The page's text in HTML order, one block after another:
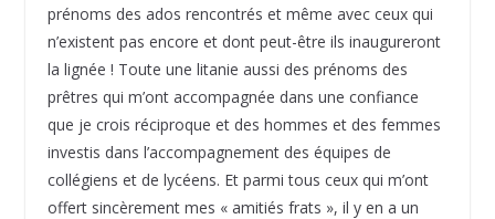
prénoms des ados rencontrés et même avec ceux qui
n’existent pas encore et dont peut-être ils inaugureront
la lignée ! Toute une litanie aussi des prénoms des
prêtres qui m’ont accompagnée dans une confiance
que je crois réciproque et des hommes et des femmes
investis dans l’accompagnement des équipes de
collégiens et de lycéens. Et parmi tous ceux qui m’ont
offert sincèrement mes « amitiés frats », il y en a un